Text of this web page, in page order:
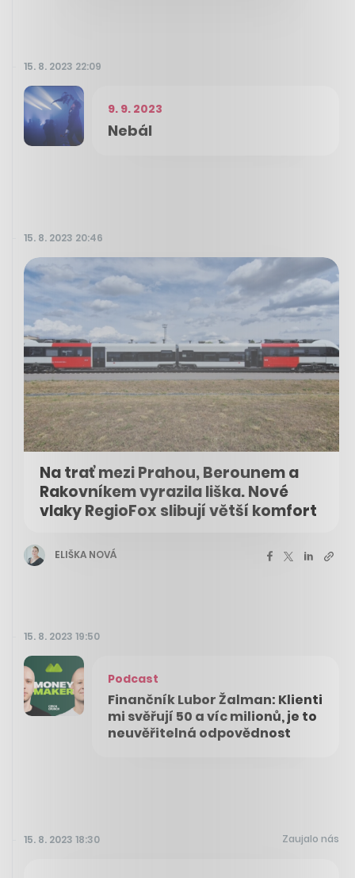
15. 8. 2023 22:09
9. 9. 2023
Nebál
15. 8. 2023 20:46
Na trať mezi Prahou, Berounem a
Rakovníkem vyrazila liška. Nové
vlaky RegioFox slibují větší komfort
ELIŠKA NOVÁ
15. 8. 2023 19:50
Podcast
Finančník Lubor Žalman: Klienti
mi svěřují 50 a víc milionů, je to
neuvěřitelná odpovědnost
15. 8. 2023 18:30 Zaujalo nás